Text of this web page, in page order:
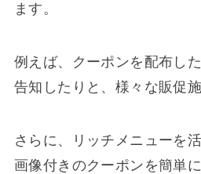
ます。
例えば、クーポンを配布し
告知したりと、様々な販促
さらに、リッチメニューを
画像付きのクーポンを簡単